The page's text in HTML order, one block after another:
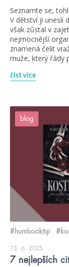
Seznamte se,
V dětství ji unesli
však zůstal v
nejmocnější
znamená čelit
muže, který řády
číst více
blog
#humbooktip
13. 6. 2025
7 nejlepších